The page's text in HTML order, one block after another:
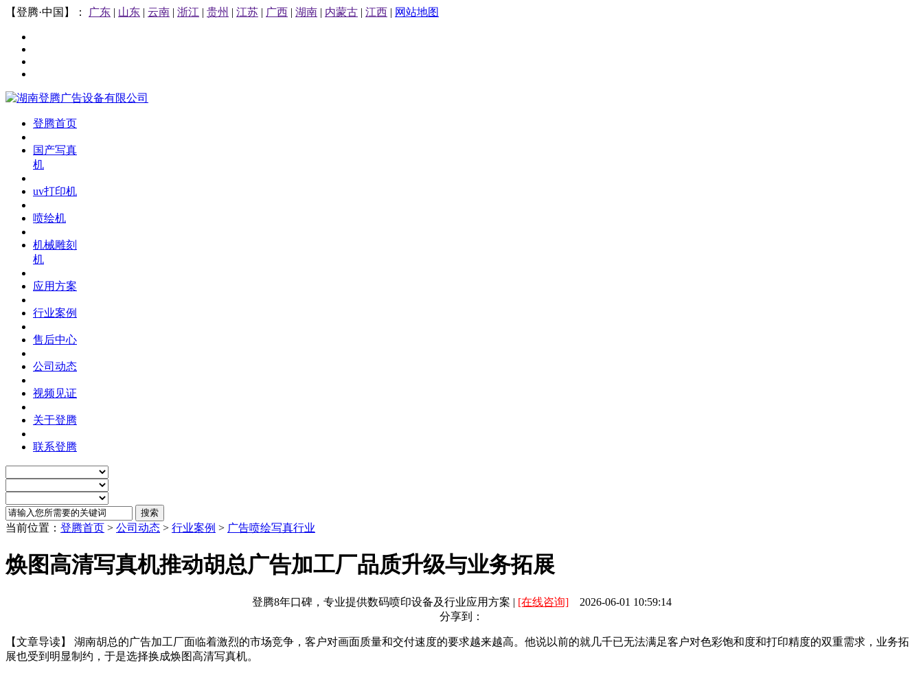
【登腾·中国】： 广东 | 山东 | 云南 | 浙江 | 贵州 | 江苏 | 广西 | 湖南 | 内蒙古 | 江西 | 网站地图
登腾首页
国产写真
机
uv打印机
喷绘机
机械雕刻
机
应用方案
行业案例
售后中心
公司动态
视频见证
关于登腾
联系登腾
当前位置： 登腾首页 > 公司动态 > 行业案例 > 广告喷绘写真行业
焕图高清写真机推动胡总广告加工厂品质升级与业务拓展
登腾8年口碑，专业提供数码喷印设备及行业应用方案 | [在线咨询]2026-06-01 10:59:14
分享到：
【文章导读】 湖南胡总的广告加工厂面临着激烈的市场竞争，客户对画面质量和交付速度的要求越来越高。他说以前的就几千已无法满足客户对色彩饱和度和打印精度的双重需求，业务拓
展也受到明显制约，于是选择换成焕图高清写真机。